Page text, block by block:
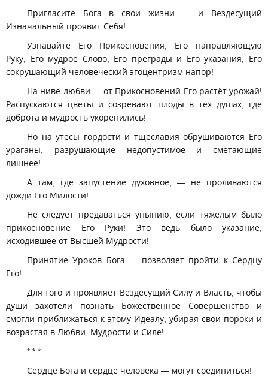
Пригласите Бога в свои жизни — и Вездесущий
Изначальный проявит Себя!
Узнавайте Его Прикосновения, Его направляющую
Руку, Его мудрое Слово, Его преграды и Его указания, Его
сокрушающий человеческий эгоцентризм напор!
На ниве любви — от Прикосновений Его растёт урожай!
Распускаются цветы и созревают плоды в тех душах, где
доброта и мудрость укоренились!
Но на утёсы гордости и тщеславия обрушиваются Его
ураганы, разрушающие недопустимое и сметающие
лишнее!
А там, где запустение духовное, — не проливаются
дожди Его Милости!
Не следует предаваться унынию, если тяжёлым было
прикосновение Его Руки! Это ведь было указание,
исходившее от Высшей Мудрости!
Принятие Уроков Бога — позволяет пройти к Сердцу
Его!
Для того и проявляет Вездесущий Силу и Власть, чтобы
души захотели познать Божественное Совершенство и
смогли приближаться к этому Идеалу, убирая свои пороки и
возрастая в Любви, Мудрости и Силе!
* * *
Сердце Бога и сердце человека — могут соединиться!